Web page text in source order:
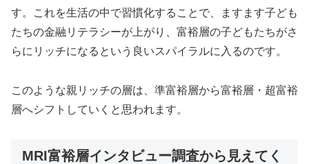
す。これを生活の中で習慣化することで、ますます子ども
たちの金融リテラシーが上がり、富裕層の子どもたちがさ
らにリッチになるという良いスパイラルに入るのです。
このような親リッチの層は、準富裕層から富裕層・超富裕
層へシフトしていくと思われます。
MRI富裕層インタビュー調査から見えてく